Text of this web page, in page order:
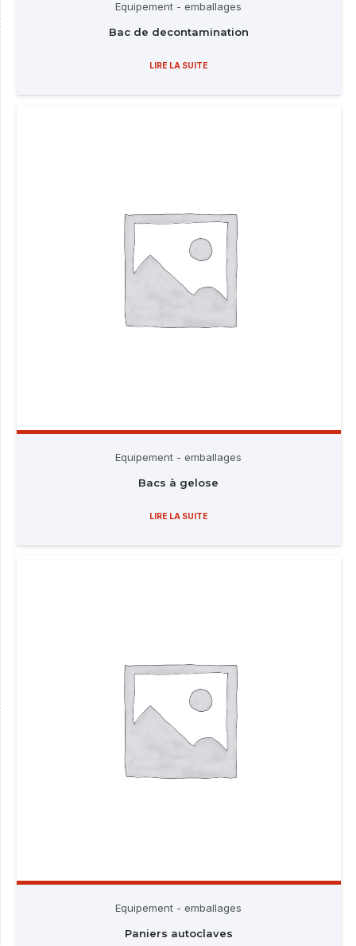
Equipement - emballages
Bac de decontamination
LIRE LA SUITE
Equipement - emballages
Bacs à gelose
LIRE LA SUITE
Equipement - emballages
Paniers autoclaves